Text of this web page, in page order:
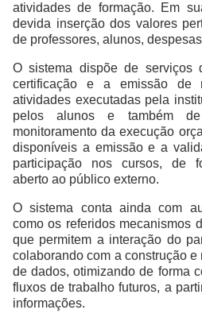
atividades de formação. Em
devida inserção dos valores
de professores, alunos,
O sistema dispõe de serviços
certificação e a emissão de
atividades executadas pela
pelos alunos e também de
monitoramento da execução
disponíveis a emissão e a
participação nos cursos, de
aberto ao público externo.
O sistema conta ainda com
como os referidos mecanismos
que permitem a interação do
colaborando com a construção
de dados, otimizando de forma
fluxos de trabalho futuros, a
informações.